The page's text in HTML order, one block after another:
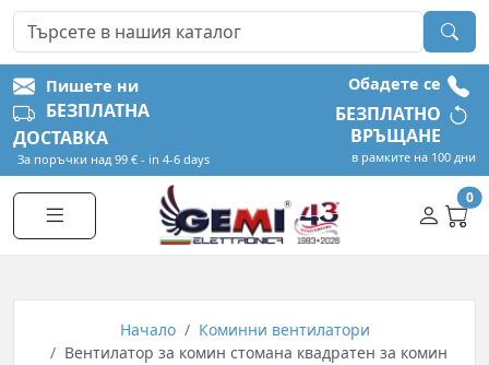
Пишете ни Обадете се
БЕЗПЛАТНА
ДОСТАВКА
За поръчки над 99 € - in 4-6 days
БЕЗПЛАТНО
ВРЪЩАНЕ
в рамките на 100 дни
0
Начало
Коминни вентилатори
Вентилатор за комин стомана квадратен за комин